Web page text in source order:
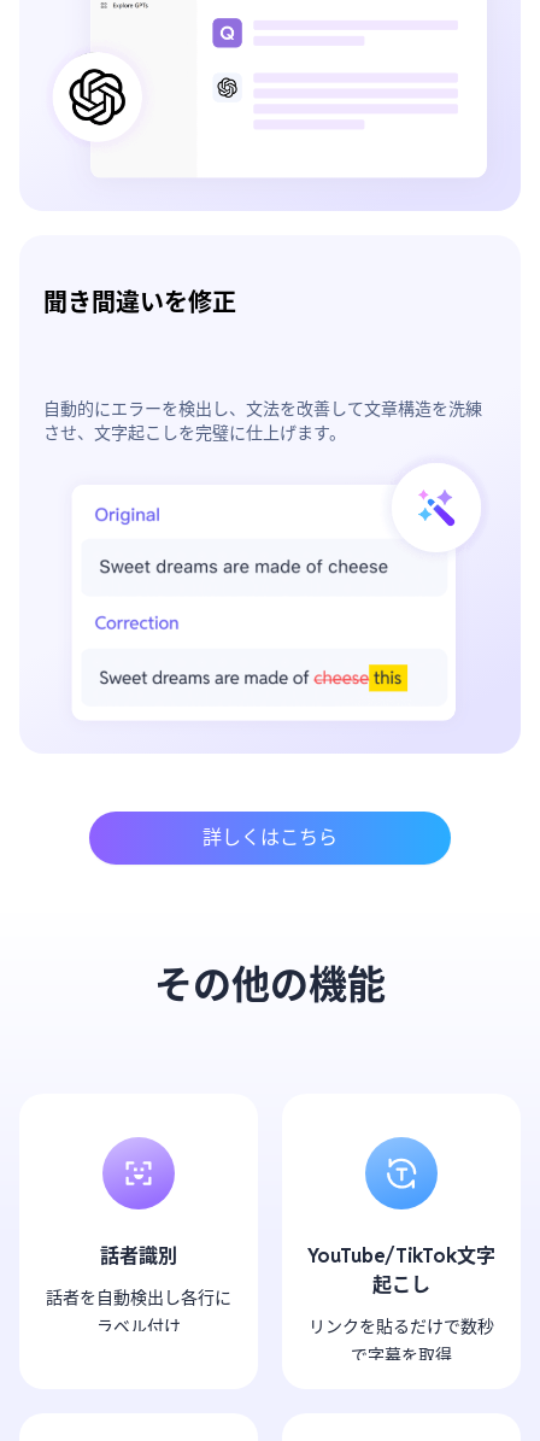
聞き間違いを修正
自動的にエラーを検出し、文法を改善して文章構造を洗練
させ、文字起こしを完璧に仕上げます。
詳しくはこちら
その他の機能
話者識別
話者を自動検出し各行に
ラベル付け
YouTube/TikTok文字
起こし
リンクを貼るだけで数秒
で字幕を取得